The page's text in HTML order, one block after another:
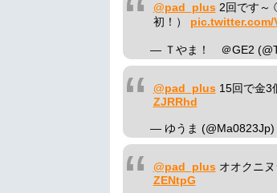
@pad_plus2回です～
初！） pic.twitter.com/
— Ｔやま！ ＠GE2
@pad_plus15回で金3
ZJRRhd
— ゆうま (@Ma0823Jp)
@pad_plusオオクニ
ZENtpG